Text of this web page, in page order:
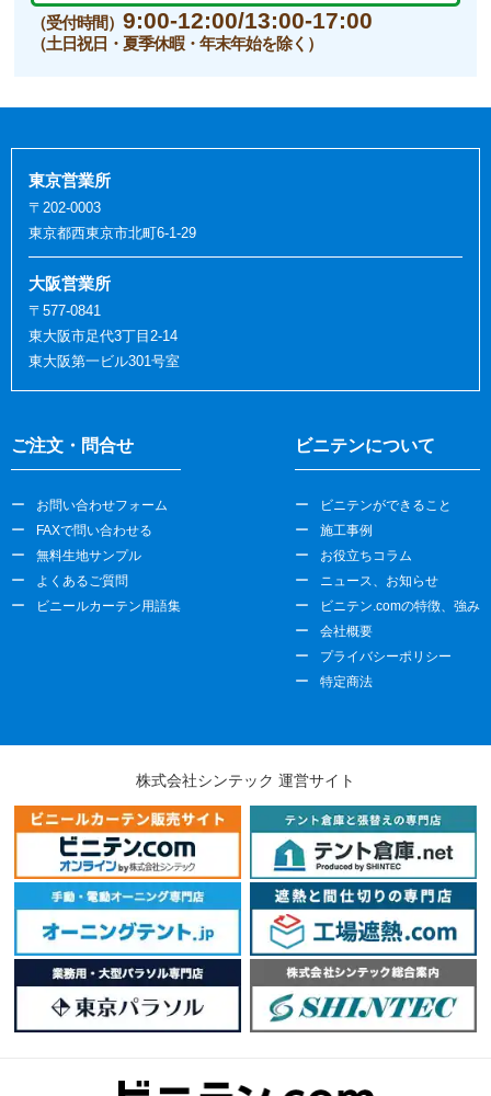
（受付時間）9:00-12:00/13:00-17:00
（土日祝日・夏季休暇・年末年始を除く）
ご注文・問合せ
お問い合わせフォーム
FAXで問い合わせる
無料生地サンプル
よくあるご質問
ビニールカーテン用語集
ビニテンについて
ビニテンができること
施工事例
お役立ちコラム
ニュース、お知らせ
ビニテン.comの特徴、強み
会社概要
プライバシーポリシー
特定商法
東京営業所
〒202-0003
東京都西東京市北町6-1-29
大阪営業所
〒577-0841
東大阪市足代3丁目2-14
東大阪第一ビル301号室
株式会社シンテック 運営サイト